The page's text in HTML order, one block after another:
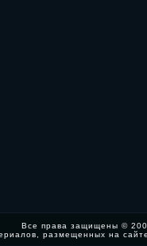
Все права защищены ©
размещенных на